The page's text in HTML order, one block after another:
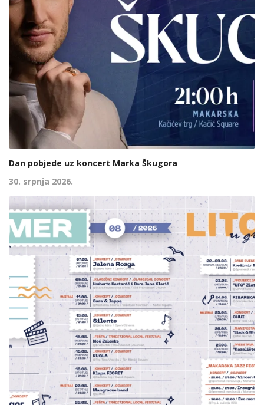
Dan pobjede uz koncert Marka Škugora
30. srpnja 2026.